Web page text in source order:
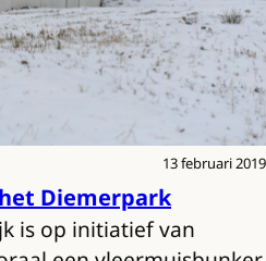
13 februari 2019
Diemerpark
is op initiatief van